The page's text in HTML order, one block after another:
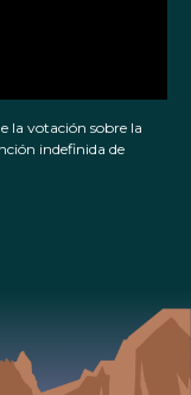
la votación sobre la
indefinida de